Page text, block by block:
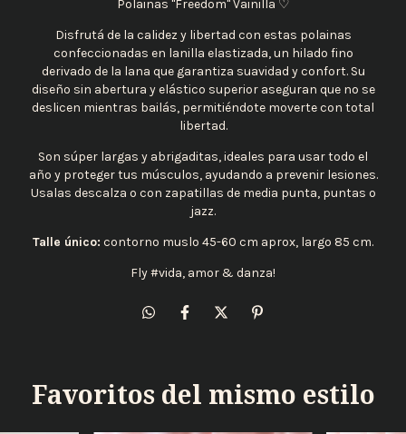
Polainas "Freedom" Vainilla ♡
Disfrutá de la calidez y libertad con estas polainas
confeccionadas en lanilla elastizada, un hilado fino
derivado de la lana que garantiza suavidad y confort. Su
diseño sin abertura y elástico superior aseguran que no se
deslicen mientras bailás, permitiéndote moverte con total
libertad.
Son súper largas y abrigaditas, ideales para usar todo el
año y proteger tus músculos, ayudando a prevenir lesiones.
Usalas descalza o con zapatillas de media punta, puntas o
jazz.
Talle único: contorno muslo 45-60 cm aprox, largo 85 cm.
Fly #vida, amor & danza!
Favoritos del mismo estilo